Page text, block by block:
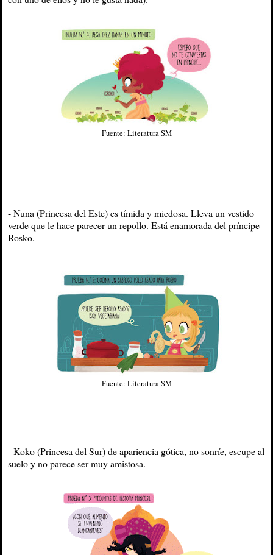
Fuente: Literatura SM
- Nuna (Princesa del Este) es tímida y miedosa. Lleva un vestido
verde que le hace parecer un repollo. Está enamorada del príncipe
Rosko.
Fuente: Literatura SM
- Koko (Princesa del Sur) de apariencia gótica, no sonríe, escupe al
suelo y no parece ser muy amistosa.